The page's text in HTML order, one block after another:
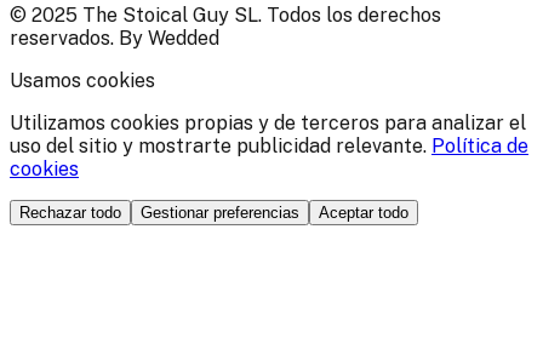
© 2025 The Stoical Guy SL. Todos los derechos
reservados. By Wedded
Usamos cookies
Utilizamos cookies propias y de terceros para analizar el
uso del sitio y mostrarte publicidad relevante. Política de
cookies
Rechazar todo Gestionar preferencias Aceptar todo